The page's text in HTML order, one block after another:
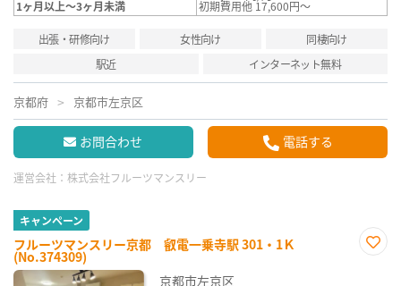
1ヶ月以上～3ヶ月未満 初期費用他 17,600円～
出張・研修向け 女性向け
同棲向け
駅近
インターネット無料
京都府 京都市左京区
お問合わせ 電話する
運営会社： 株式会社フルーツマンスリー
キャンペーン
フルーツマンスリー京都 叡電一乗寺駅 301・1Ｋ
(No.374309)
京都市左京区